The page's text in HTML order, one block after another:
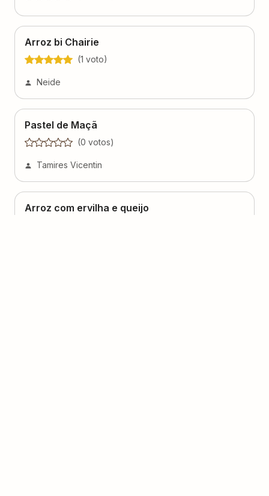
Arroz bi Chairie
(1 voto)
Neide
Pastel de Maçã
(0 votos)
Tamires Vicentin
Arroz com ervilha e queijo